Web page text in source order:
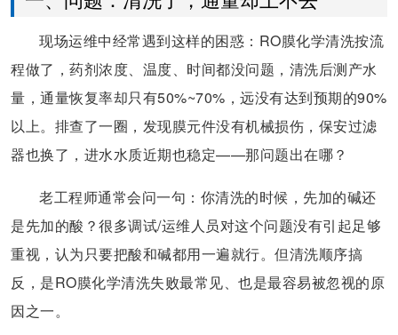
现场运维中经常遇到这样的困惑：RO膜化学清洗按流
程做了，药剂浓度、温度、时间都没问题，清洗后测产水
量，通量恢复率却只有50%~70%，远没有达到预期的90%
以上。排查了一圈，发现膜元件没有机械损伤，保安过滤
器也换了，进水水质近期也稳定——那问题出在哪？
老工程师通常会问一句：你清洗的时候，先加的碱还
是先加的酸？很多调试/运维人员对这个问题没有引起足够
重视，认为只要把酸和碱都用一遍就行。但清洗顺序搞
反，是RO膜化学清洗失败最常见、也是最容易被忽视的原
因之一。